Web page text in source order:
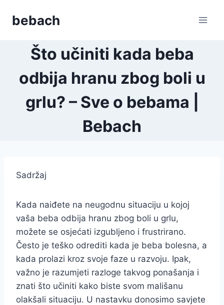
bebach
Što učiniti kada beba
odbija hranu zbog boli u
grlu? – Sve o bebama |
Bebach
Sadržaj
Kada naiđete na neugodnu situaciju u kojoj
vaša beba odbija hranu zbog boli u grlu,
možete se osjećati izgubljeno i frustrirano.
Često je teško odrediti kada je beba bolesna, a
kada prolazi kroz svoje faze u razvoju. Ipak,
važno je razumjeti razloge takvog ponašanja i
znati što učiniti kako biste svom mališanu
olakšali situaciju. U nastavku donosimo savjete